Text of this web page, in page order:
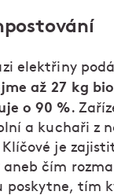
elektřiny
až 27 kg
o 90 %.
a kuchaři z
je
aneb čím
poskytne, tím